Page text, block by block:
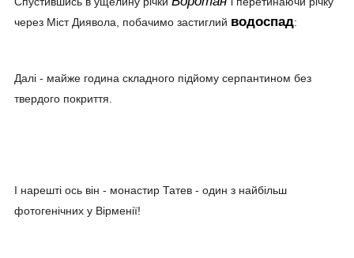
через Міст Диявола, побачимо застиглий водоспад:
Далі - майже година складного підйому серпантином без
твердого покриття.
І нарешті ось він - монастир Татев - один з найбільш
фотогенічних у Вірменії!